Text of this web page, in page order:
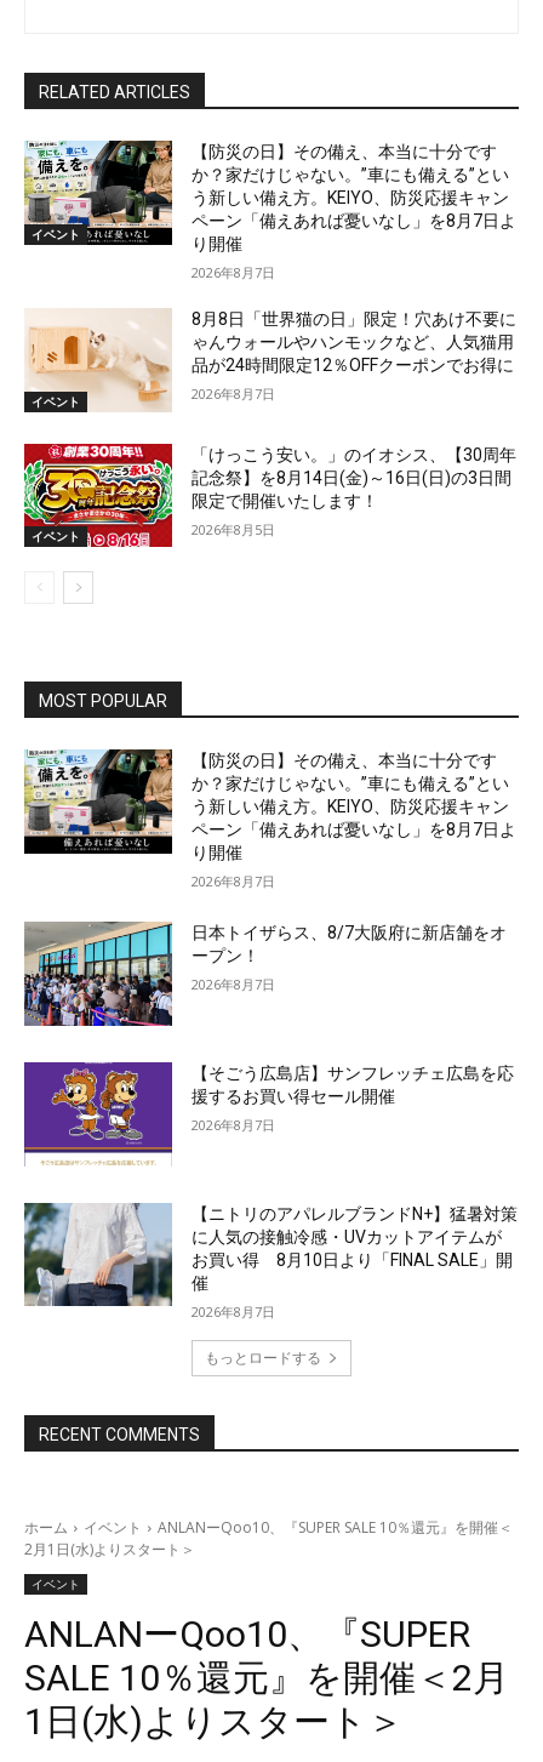
RELATED ARTICLES
イベント
【防災の日】その備え、本当に十分です
か？家だけじゃない。”車にも備える”とい
う新しい備え方。KEIYO、防災応援キャン
ペーン「備えあれば憂いなし」を8月7日よ
り開催
2026年8月7日
イベント
8月8日「世界猫の日」限定！穴あけ不要に
ゃんウォールやハンモックなど、人気猫用
品が24時間限定12％OFFクーポンでお得に
2026年8月7日
イベント
「けっこう安い。」のイオシス、【30周年
記念祭】を8月14日(金)～16日(日)の3日間
限定で開催いたします！
2026年8月5日
MOST POPULAR
【防災の日】その備え、本当に十分です
か？家だけじゃない。”車にも備える”とい
う新しい備え方。KEIYO、防災応援キャン
ペーン「備えあれば憂いなし」を8月7日よ
り開催
2026年8月7日
日本トイザらス、8/7大阪府に新店舗をオ
ープン！
2026年8月7日
【そごう広島店】サンフレッチェ広島を応
援するお買い得セール開催
2026年8月7日
【ニトリのアパレルブランドN+】猛暑対策
に人気の接触冷感・UVカットアイテムが
お買い得 8月10日より「FINAL SALE」開
催
2026年8月7日
もっとロードする
RECENT COMMENTS